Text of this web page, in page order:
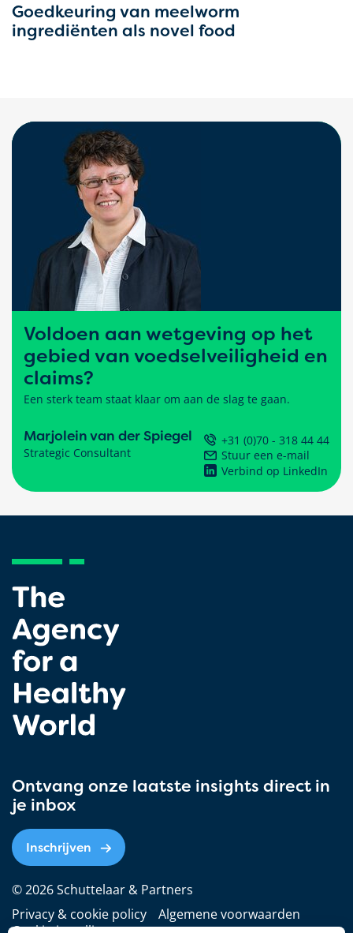
Goedkeuring van meelworm
ingrediënten als novel food
Voldoen aan wetgeving op het
gebied van voedselveiligheid en
claims?
Een sterk team staat klaar om aan de slag te gaan.
Marjolein van der Spiegel
Strategic Consultant
+31 (0)70 - 318 44 44
Stuur een e-mail
Verbind op LinkedIn
Ontvang onze laatste insights direct in
je inbox
Inschrijven
© 2026 Schuttelaar & Partners
Privacy & cookie policy
Algemene voorwaarden